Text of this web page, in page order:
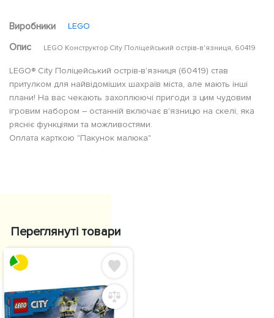
Виробники LEGO
Опис LEGO Конструктор City Поліцейський острів-в'язниця, 60419
LEGO® City Поліцейський острів-в'язниця (60419) став
притулком для найвідоміших шахраїв міста, але мають інші
плани! На вас чекають захоплюючі пригоди з цим чудовим
ігровим набором – останній включає в'язницю на скелі, яка
рясніє функціями та можливостями.
Оплата карткою "Пакунок малюка"
Переглянуті товари